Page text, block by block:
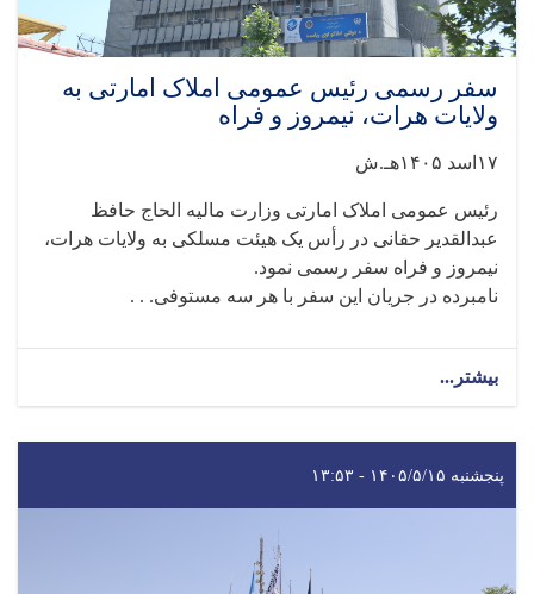
سفر رسمی رئیس عمومی املاک امارتی به
ولایات هرات، نیمروز و فراه
۱۷اسد ۱۴۰۵هـ.ش
رئیس عمومی املاک امارتی وزارت مالیه الحاج حافظ
عبدالقدیر حقانی در رأس یک هیئت مسلکی به ولایات هرات،
نیمروز و فراه سفر رسمی نمود.
نامبرده در جریان این سفر با هر سه مستوفی. . .
بیشتر...
پنجشنبه ۱۴۰۵/۵/۱۵ - ۱۳:۵۳